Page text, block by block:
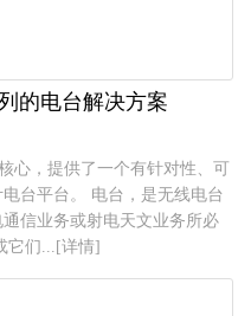
的电台解决方案
心，提供了一个有针对性、可
台平台。 电台，是无线电台
信业务或射电天文业务所必
它们...[详情]